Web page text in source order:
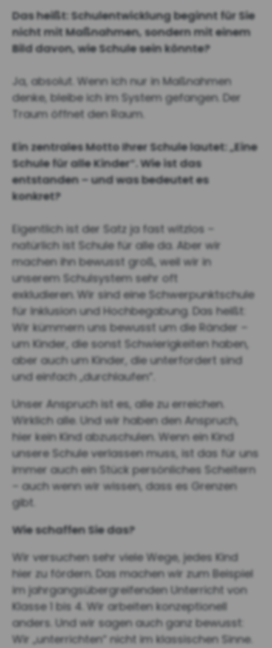
Das heißt: Schulentwicklung beginnt für Sie
nicht mit Maßnahmen, sondern mit einem
Bild davon, wie Schule sein könnte?
Ja, absolut. Wenn ich nur in Maßnahmen
denke, bleibe ich im System gefangen. Der
Traum öffnet den Raum.
Ein zentrales Motto Ihrer Schule lautet: „Eine
Schule für alle Kinder“. Wie ist das
entstanden – und was bedeutet es
konkret?
Eigentlich ist der Satz ja fast witzlos –
natürlich ist Schule für alle da. Aber wir
machen ihn bewusst groß, weil wir in
unserem Schulsystem sehr oft
exkludieren. Wir sind eine Schwerpunktschule
für Inklusion und Hochbegabung. Das heißt:
Wir kümmern uns bewusst um die Ränder –
um Kinder, die sonst Schwierigkeiten haben,
aber auch um Kinder, die unterfordert sind
und einfach „durchlaufen“.
Unser Anspruch ist es, alle zu erreichen.
Wirklich alle. Und wir haben den Anspruch,
hier kein Kind abzuschulen. Wenn ein Kind
unsere Schule verlassen muss, ist das für uns
immer auch ein Stück persönliches Scheitern
– auch wenn wir wissen, dass es Grenzen
gibt.
Wie schaffen Sie das?
Wir versuchen sehr viele Wege, jedes Kind
hier zu fördern. Das machen wir zum Beispiel
im jahrgangsübergreifenden Unterricht von
Klasse 1 bis 4. Wir arbeiten konzeptionell
anders. Und wir sagen auch ganz bewusst:
Wir „unterrichten“ nicht im klassischen Sinne.